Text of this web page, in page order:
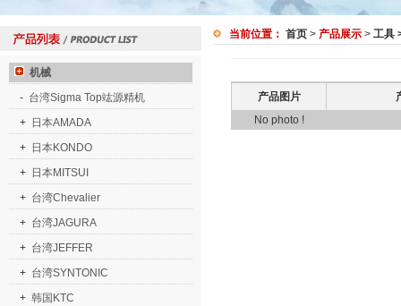
机械
- 台湾Sigma Top竑源精机
+ 日本AMADA
+ 日本KONDO
+ 日本MITSUI
+ 台湾Chevalier
+ 台湾JAGURA
+ 台湾JEFFER
+ 台湾SYNTONIC
+ 韩国KTC
当前位置： 首页 > 产品展示 > 工具
产品图片
No photo !